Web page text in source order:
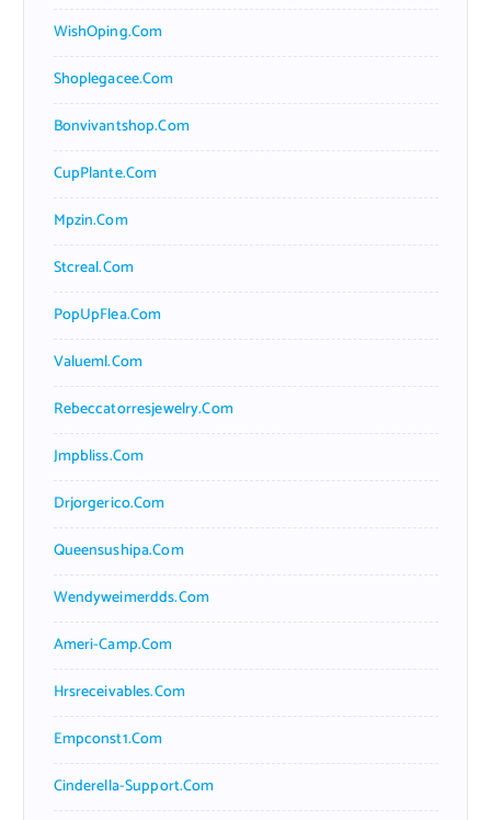
WishOping.com
Shoplegacee.com
Bonvivantshop.com
CupPlante.com
Mpzin.com
Stcreal.com
PopUpFlea.com
Valueml.com
Rebeccatorresjewelry.com
Jmpbliss.com
Drjorgerico.com
Queensushipa.com
Wendyweimerdds.com
Ameri-Camp.com
Hrsreceivables.com
Empconst1.com
Cinderella-Support.com